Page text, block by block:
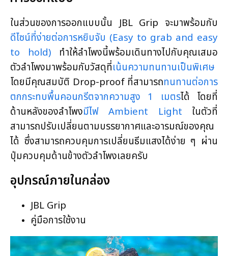
ในส่วนของการออกแบบนั้น JBL Grip จะมาพร้อมกับ
ดีไซน์ที่ง่ายต่อการหยิบจับ (Easy to grab and easy
to hold) ทำให้ลำโพงนี้พร้อมเดินทางไปกับคุณเสมอ
ตัวลำโพงมาพร้อมกับวัสดุที่เน้นความทนทานเป็นพิเศษ
โดยมีคุณสมบัติ Drop-proof ที่สามารถทนทานต่อการ
ตกกระทบพื้นคอนกรีตจากความสูง 1 เมตรได้ โดยที่
ด้านหลังของลำโพงมีไฟ Ambient Light ในตัวที่
สามารถปรับเปลี่ยนตามบรรยากาศและอารมณ์ของคุณ
ได้ ซึ่งสามารถควบคุมการเปลี่ยนธีมแสงได้ง่าย ๆ ผ่าน
ปุ่มควบคุมด้านข้างตัวลำโพงเลยครับ
อุปกรณ์ภายในกล่อง
JBL Grip
คู่มือการใช้งาน